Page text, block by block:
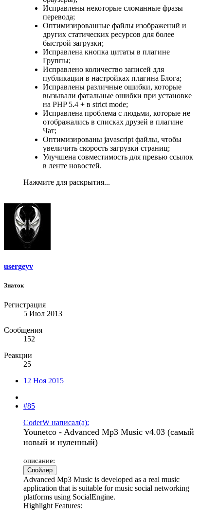
Исправлены некоторые сломанные фразы
перевода;
Оптимизированные файлы изображений и
других статических ресурсов для более
быстрой загрузки;
Исправлена кнопка цитаты в плагине
Группы;
Исправлено количество записей для
публикации в настройках плагина Блога;
Исправлены различные ошибки, которые
вызывали фатальные ошибки при установке
на PHP 5.4 + в strict mode;
Исправлена проблема с людьми, которые не
отображались в списках друзей в плагине
Чат;
Оптимизированы javascript файлы, чтобы
увеличить скорость загрузки страниц;
Улучшена совместимость для превью ссылок
в ленте новостей.
Нажмите для раскрытия...
usergeyv
Знаток
Регистрация
5 Июл 2013
Сообщения
152
Реакции
25
12 Ноя 2015
#85
CoderW написал(а):
Younetco - Advanced Mp3 Music v4.03 (самый
новый и нуленный)
описание:
Спойлер
Advanced Mp3 Music is developed as a real music
application that is suitable for music social networking
platforms using SocialEngine.
Highlight Features: